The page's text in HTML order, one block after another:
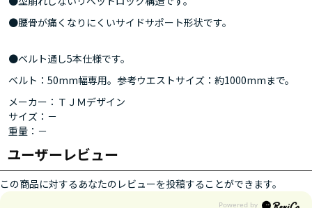
●腰骨が痛くなりにくいサイドサポート形状です。
●ベルト通し5本仕様です。
ベルト：50mm幅専用。参考ウエストサイズ：約1000mmまで。
メーカー：ＴＪＭデザイン
サイズ：－
重量：－
ユーザーレビュー
この商品に対するあなたのレビューを投稿することができます。